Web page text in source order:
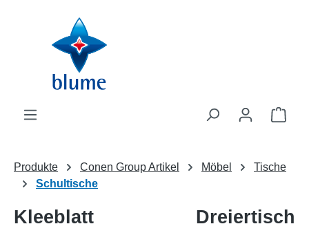
Zum Hauptinhalt springen
Produkte Conen Group Artikel Möbel
Tische
Schultische
Kleeblatt Dreiertisch